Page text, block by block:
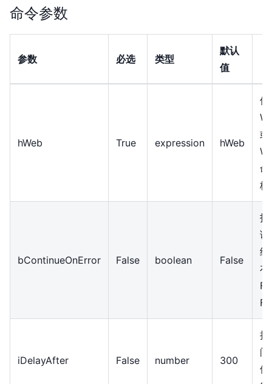
命令参数
参数 必选 类型
默认
值
hWeb True expression hWeb
使
或
命
柄
bContinueOnError False boolean False
指
误
继
布
iDelayAfter False number 300
执
位